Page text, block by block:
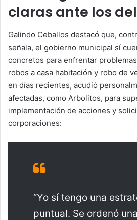
claras ante los
Galindo Ceballos destacó que,
señala, el gobierno municipal sí
concretos para enfrentar
robos a casa habitación y robo de
en días recientes, acudió
afectadas, como Arbolitos, para
implementación de acciones y
corporaciones:
“Yo sí tengo una
puntual. Se ordenó